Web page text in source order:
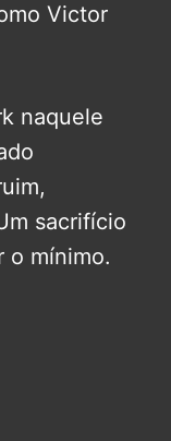
Victor
naquele
sacrifício
o mínimo.